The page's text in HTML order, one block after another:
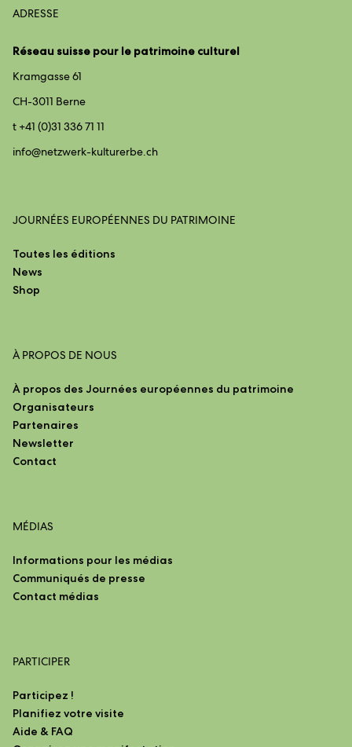
ADRESSE
Réseau suisse pour le patrimoine culturel
Kramgasse 61
CH-3011 Berne
t +41 (0)31 336 71 11
info@netzwerk-kulturerbe.ch
JOURNÉES EUROPÉENNES DU PATRIMOINE
Toutes les éditions
News
Shop
À PROPOS DE NOUS
À propos des Journées européennes du patrimoine
Organisateurs
Partenaires
Newsletter
Contact
MÉDIAS
Informations pour les médias
Communiqués de presse
Contact médias
PARTICIPER
Participez !
Planifiez votre visite
Aide & FAQ